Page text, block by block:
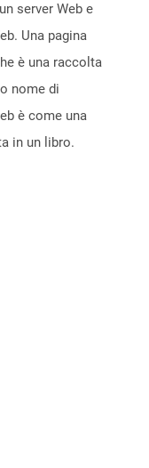
server Web e
Una pagina
è una raccolta
nome di
è come una
in un libro.